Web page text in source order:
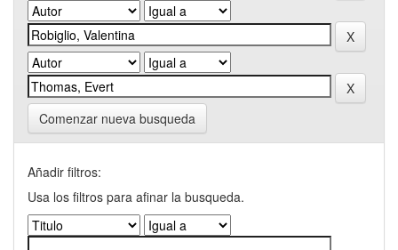
Comenzar nueva busqueda
Añadir filtros:
Usa los filtros para afinar la busqueda.